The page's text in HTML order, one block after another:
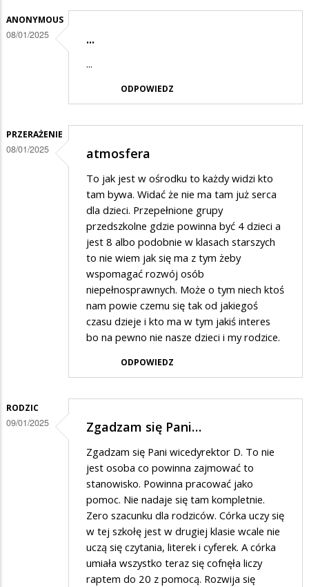
było
lepiej
ANONYMOUS
08/01/2025 ...
...
ODPOWIEDZ
PRZERAŻENIE
08/01/2025 atmosfera
To jak jest w ośrodku to każdy widzi kto
tam bywa. Widać że nie ma tam już serca
dla dzieci. Przepełnione grupy
przedszkolne gdzie powinna być 4 dzieci a
jest 8 albo podobnie w klasach starszych
to nie wiem jak się ma z tym żeby
wspomagać rozwój osób
niepełnosprawnych. Może o tym niech ktoś
nam powie czemu się tak od jakiegoś
czasu dzieje i kto ma w tym jakiś interes
bo na pewno nie nasze dzieci i my rodzice.
ODPOWIEDZ
RODZIC
09/01/2025 Zgadzam się Pani…
Zgadzam się Pani wicedyrektor D. To nie
jest osoba co powinna zajmować to
stanowisko. Powinna pracować jako
pomoc. Nie nadaje się tam kompletnie.
Zero szacunku dla rodziców. Córka uczy się
w tej szkołę jest w drugiej klasie wcale nie
uczą się czytania, literek i cyferek. A córka
umiała wszystko teraz się cofnęła liczy
raptem do 20 z pomocą. Rozwija się